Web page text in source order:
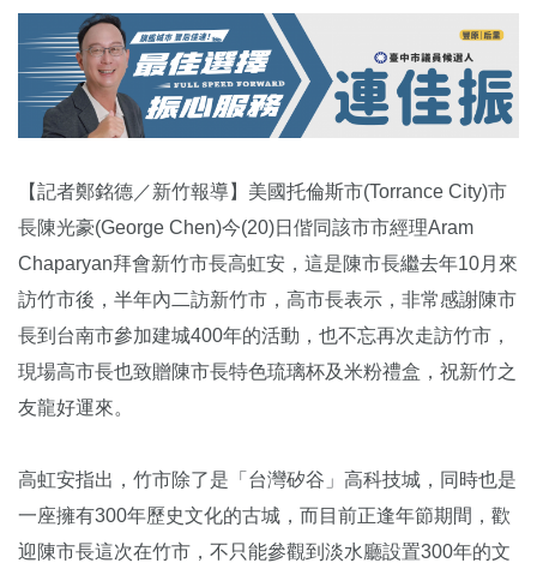
【記者鄭銘德／新竹報導】美國托倫斯市(Torrance City)市
長陳光豪(George Chen)今(20)日偕同該市市經理Aram
Chaparyan拜會新竹市長高虹安，這是陳市長繼去年10月來
訪竹市後，半年內二訪新竹市，高市長表示，非常感謝陳市
長到台南市參加建城400年的活動，也不忘再次走訪竹市，
現場高市長也致贈陳市長特色琉璃杯及米粉禮盒，祝新竹之
友龍好運來。
高虹安指出，竹市除了是「台灣矽谷」高科技城，同時也是
一座擁有300年歷史文化的古城，而目前正逢年節期間，歡
迎陳市長這次在竹市，不只能參觀到淡水廳設置300年的文